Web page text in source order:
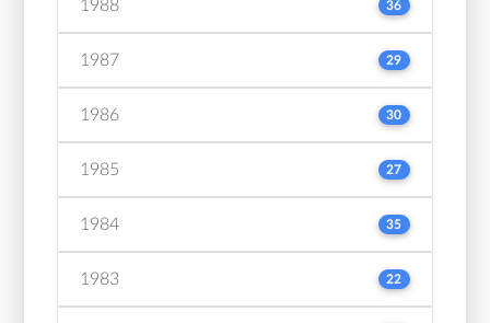
1988 36
1987 29
1986 30
1985 27
1984 35
1983 22